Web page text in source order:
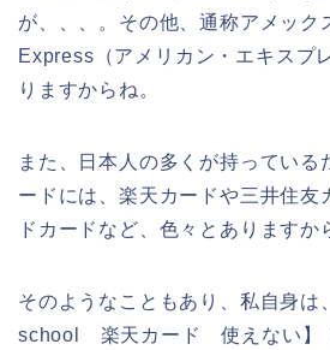
が、、、。その他、通称アメック
Express（アメリカン・エキスプ
りますからね。
また、日本人の多くが持っている
ードには、楽天カードや三井住友
ドカードなど、色々とありますか
そのようなこともあり、私自身
school 楽天カード 使えない】